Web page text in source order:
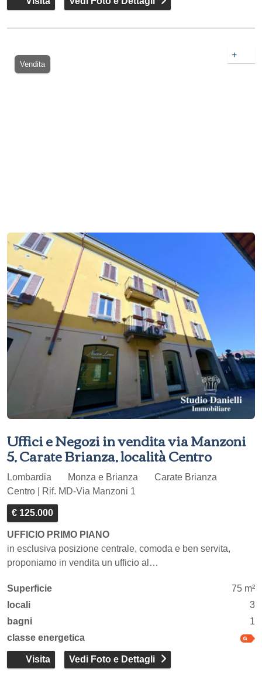
Vendita
+
Uffici e Negozi in vendita via Manzoni
5, Carate Brianza, località Centro
Lombardia Monza e Brianza
Carate Brianza
Centro | Rif. MD-Via Manzoni 1
€ 125.000
UFFICIO PRIMO PIANO
in esclusiva posizione centrale, comoda e ben servita,
proponiamo in vendita un ufficio al…
Superficie
75 m²
locali
3
bagni
1
classe energetica
Visita Vedi Foto e Dettagli